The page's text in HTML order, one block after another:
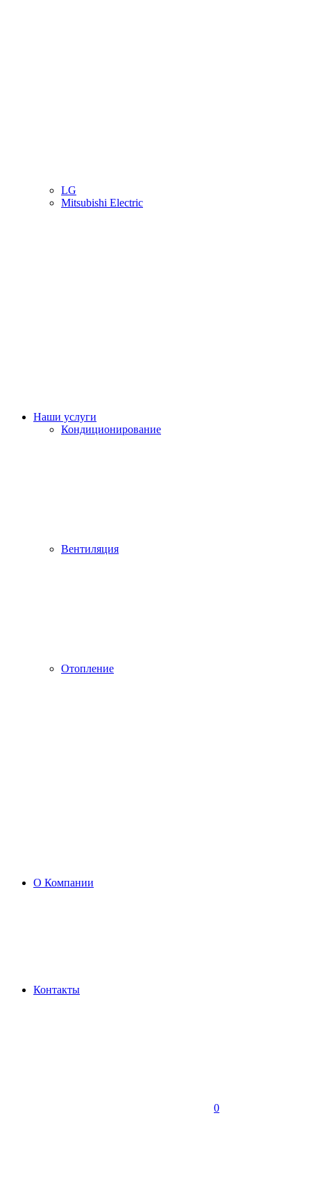
LG
Mitsubishi Electric
Наши услуги
Кондиционирование
Вентиляция
Отопление
О Компании
Контакты
0